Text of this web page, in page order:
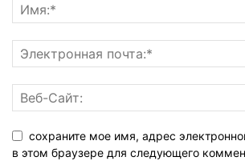
сохраните мое имя, адрес
в этом браузере для следующего